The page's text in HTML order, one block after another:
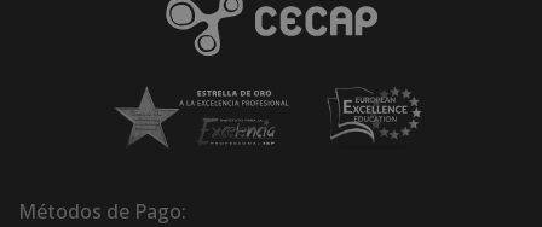
Métodos de Pago: